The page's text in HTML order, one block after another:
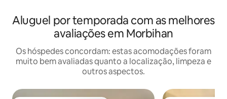
Aluguel por temporada com as melhores
avaliações em Morbihan
Os hóspedes concordam: estas acomodações foram
muito bem avaliadas quanto a localização, limpeza e
outros aspectos.